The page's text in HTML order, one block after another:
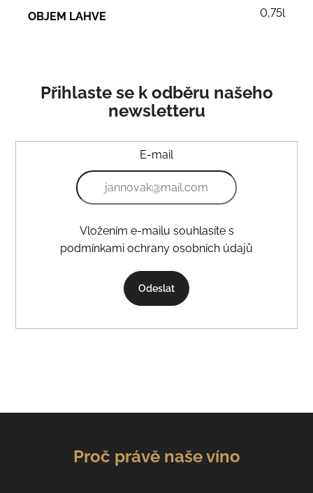
OBJEM LAHVE 0,75l
Přihlaste se k odběru našeho
newsletteru
E-mail
podmínkami ochrany osobních údajů
Odeslat
Proč právě naše víno